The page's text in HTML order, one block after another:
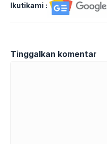
Ikutikami :
Tinggalkan komentar